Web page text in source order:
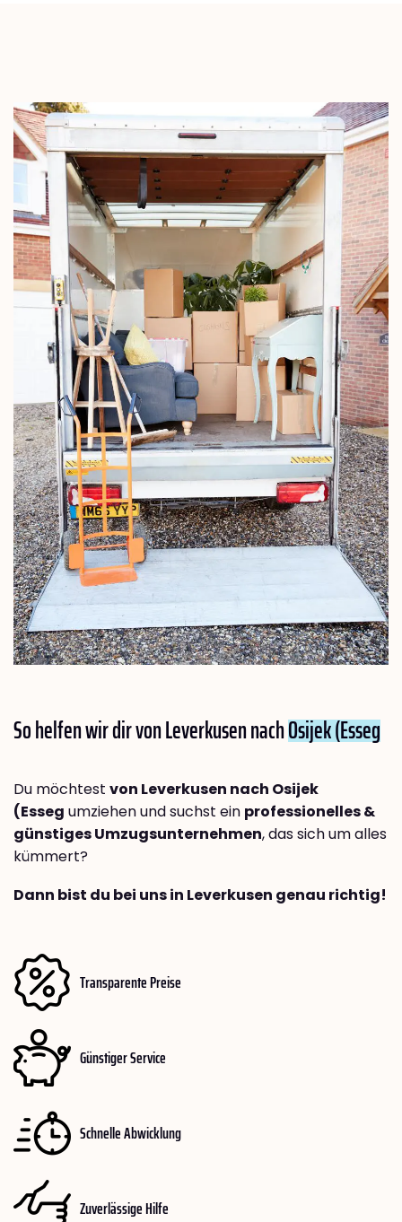
So helfen wir dir von Leverkusen nachOsijek (Esseg
Du möchtest von Leverkusen nach Osijek
(Esseg umziehen und suchst ein professionelles &
günstiges Umzugsunternehmen, das sich um alles
kümmert?
Dann bist du bei uns in Leverkusen genau richtig!
Transparente Preise
Günstiger Service
Schnelle Abwicklung
Zuverlässige Hilfe